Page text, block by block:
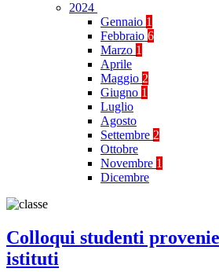
2024
Gennaio 1
Febbraio 6
Marzo 1
Aprile
Maggio 2
Giugno 1
Luglio
Agosto
Settembre 2
Ottobre
Novembre 1
Dicembre
Colloqui studenti
istituti